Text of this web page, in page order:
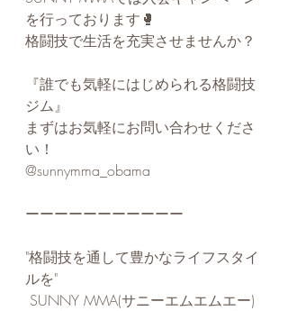
を行っております🥊
格闘技で生活を充実させませんか？
『誰でも気軽にはじめられる格闘技
ジム』 ⁡
まずはお気軽にお問い合わせくださ
い！
@sunnymma_obama
ーーーーーーーーーーー ⁡
"格闘技を通して豊かなライフスタイ
ルを"